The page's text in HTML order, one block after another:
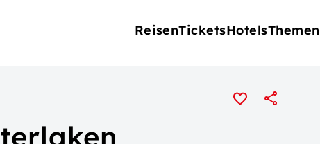
ReisenTicketsHotelsThemen